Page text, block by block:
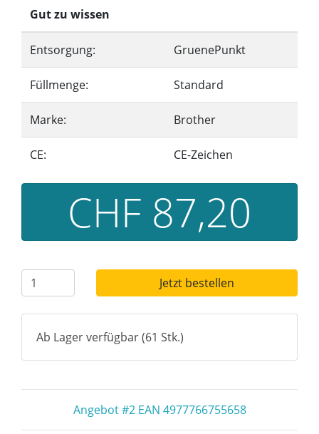
Gut zu wissen
Entsorgung: GruenePunkt
Füllmenge: Standard
Marke: Brother
CE: CE-Zeichen
CHF 87,20
Jetzt bestellen
Ab Lager verfügbar (61 Stk.)
Angebot #2 EAN 4977766755658